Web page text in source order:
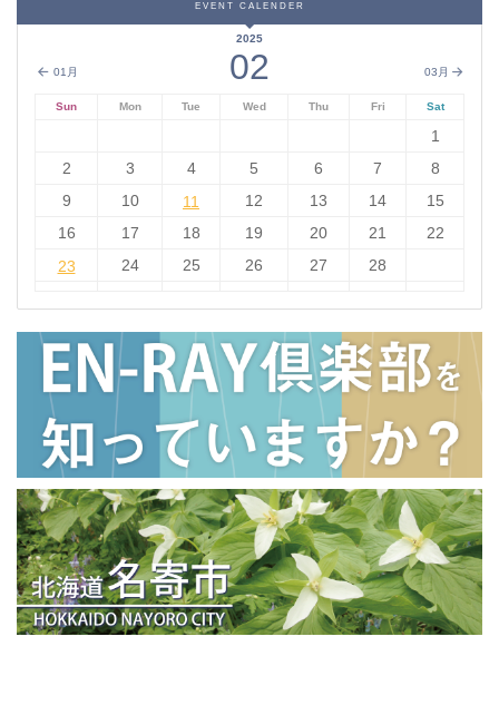
EVENT CALENDER
01月 03月
2025
02
Sun Mon Tue Wed Thu Fri Sat
1
2
3 4 5 6 7
8
9
10 11
11 12 13 14
15
16
17 18 19 20 21
22
23
23 24 25 26 27 28